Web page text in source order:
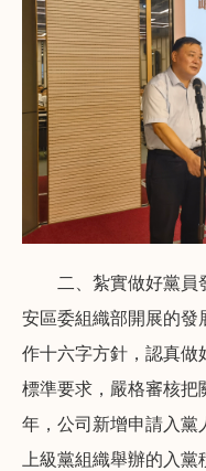
二、紮實做好黨員
安區委組織部開展的發
作十六字方針，認真做
標準要求，嚴格審核把
年，公司新增申請入黨
上級黨組織舉辦的入